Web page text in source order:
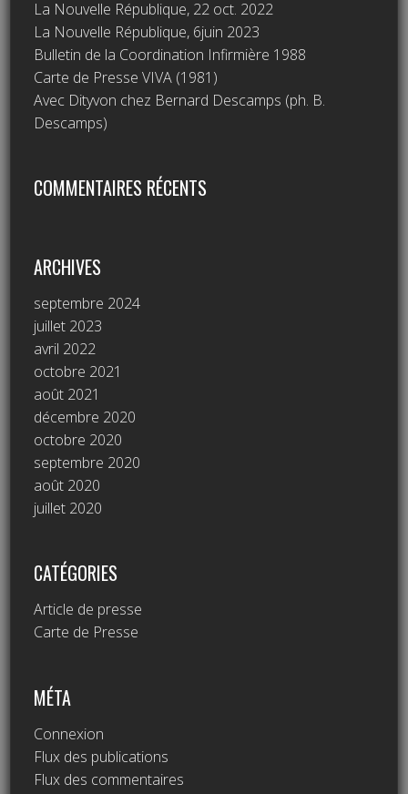
La Nouvelle République, 22 oct. 2022
La Nouvelle République, 6juin 2023
Bulletin de la Coordination Infirmière 1988
Carte de Presse VIVA (1981)
Avec Dityvon chez Bernard Descamps (ph. B.
Descamps)
COMMENTAIRES RÉCENTS
ARCHIVES
septembre 2024
juillet 2023
avril 2022
octobre 2021
août 2021
décembre 2020
octobre 2020
septembre 2020
août 2020
juillet 2020
CATÉGORIES
Article de presse
Carte de Presse
MÉTA
Connexion
Flux des publications
Flux des commentaires